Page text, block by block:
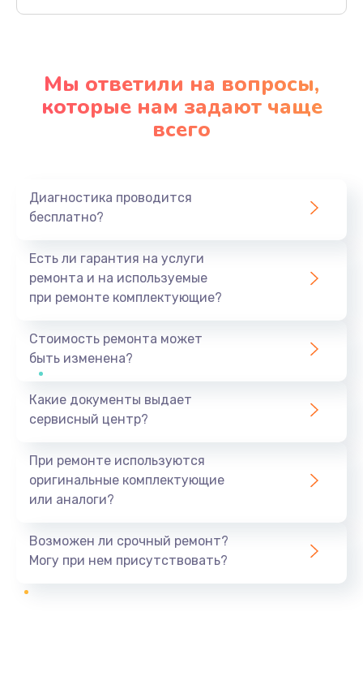
Мы ответили на вопросы,
которые нам задают чаще
всего
Диагностика проводится
бесплатно?
Есть ли гарантия на услуги
ремонта и на используемые
при ремонте комплектующие?
Стоимость ремонта может
быть изменена?
Какие документы выдает
сервисный центр?
При ремонте используются
оригинальные комплектующие
или аналоги?
Возможен ли срочный ремонт?
Могу при нем присутствовать?